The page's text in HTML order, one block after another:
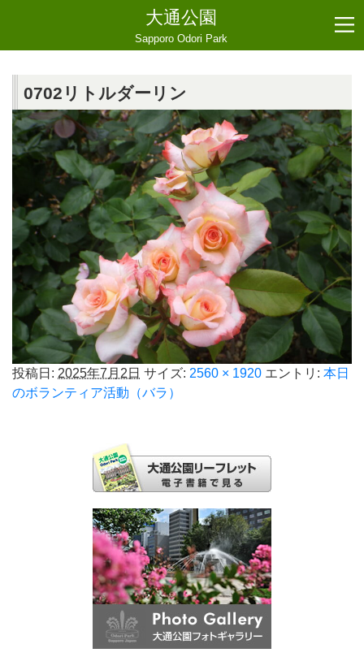
大通公園
Sapporo Odori Park
0702リトルダーリン
投稿日: 2025年7月2日 サイズ: 2560 × 1920 エントリ: 本日
のボランティア活動（バラ）